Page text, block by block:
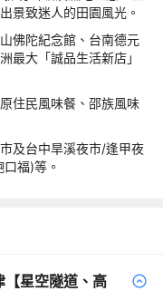
景致迷人的田園風光。
佛陀紀念館、台南德元
最大「誠品生活新店」
住民風味餐、邵族風味
及台中旱溪夜市/逢甲夜
福)等。
星空隧道、高